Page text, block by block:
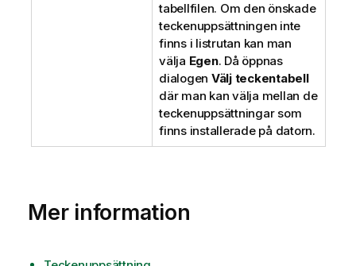
tabellfilen. Om den önskade
teckenuppsättningen inte
finns i listrutan kan man
välja Egen. Då öppnas
dialogen Välj teckentabell
där man kan välja mellan de
teckenuppsättningar som
finns installerade på datorn.
Mer information